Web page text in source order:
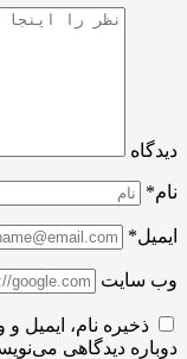
ذخیره نام، ایمیل و
دیدگاهی می‌نویسم.